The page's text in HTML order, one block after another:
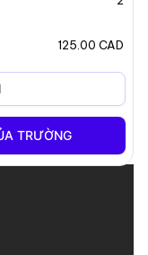
125.00 CAD
TRƯỜNG